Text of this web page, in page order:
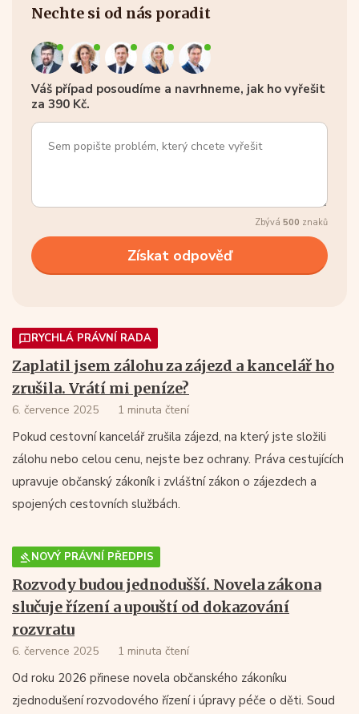
Nechte si od nás poradit
Váš případ posoudíme a navrhneme, jak ho vyřešit
za 390 Kč.
Zbývá 500 znaků
RYCHLÁ PRÁVNÍ RADA
Zaplatil jsem zálohu za zájezd a kancelář ho
zrušila. Vrátí mi peníze?
6. července 2025 1 minuta čtení
Pokud cestovní kancelář zrušila zájezd, na který jste složili
zálohu nebo celou cenu, nejste bez ochrany. Práva cestujících
upravuje občanský zákoník i zvláštní zákon o zájezdech a
spojených cestovních službách.
NOVÝ PRÁVNÍ PŘEDPIS
Rozvody budou jednodušší. Novela zákona
slučuje řízení a upouští od dokazování
rozvratu
6. července 2025 1 minuta čtení
Od roku 2026 přinese novela občanského zákoníku
zjednodušení rozvodového řízení i úpravy péče o děti. Soud